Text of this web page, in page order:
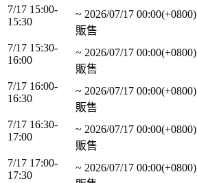
7/17 15:00-
15:30
~ 2026/07/17 00:00(+0800)
販售
7/17 15:30-
16:00
~ 2026/07/17 00:00(+0800)
販售
7/17 16:00-
16:30
~ 2026/07/17 00:00(+0800)
販售
7/17 16:30-
17:00
~ 2026/07/17 00:00(+0800)
販售
7/17 17:00-
17:30
~ 2026/07/17 00:00(+0800)